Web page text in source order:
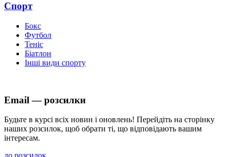
Спорт
Бокс
Футбол
Теніс
Біатлон
Інші види спорту
Email — розсилки
Будьте в курсі всіх новин і оновлень! Перейдіть на сторінку
наших розсилок, щоб обрати ті, що відповідають вашим
інтересам.